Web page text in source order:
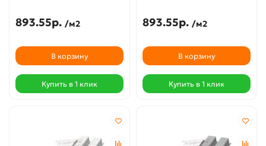
893.55р. /м2
В корзину
Купить в 1 клик
893.55р. /м2
В корзину
Купить в 1 клик